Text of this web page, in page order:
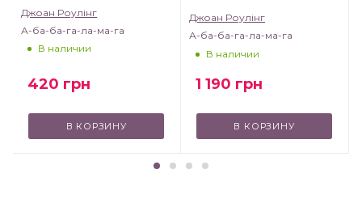
Джоан Роулінг
А-ба-ба-га-ла-ма-га
В наличии
420 грн
В КОРЗИНУ
Джоан Роулінг
А-ба-ба-га-ла-ма-га
В наличии
1 190 грн
В КОРЗИНУ